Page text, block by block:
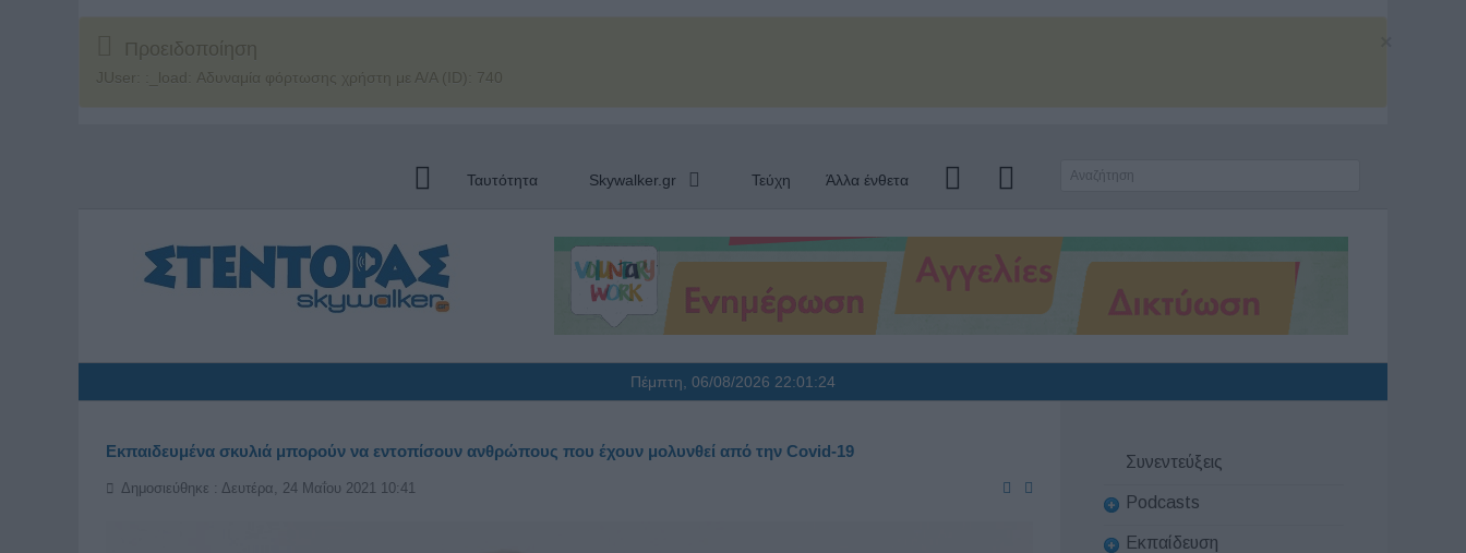
Προειδοποίηση
JUser: :_load: Αδυναμία φόρτωσης χρήστη με Α/Α (ID): 740
Ταυτότητα Skywalker.gr Τεύχη Άλλα ένθετα
Πέμπτη, 06/08/2026 22:01:24
Εκπαιδευμένα σκυλιά μπορούν να εντοπίσουν ανθρώπους που έχουν μολυνθεί από την Covid-19
Δημοσιεύθηκε : Δευτέρα, 24 Μαΐου 2021 10:41
Συνεντεύξεις
Podcasts
Εκπαίδευση